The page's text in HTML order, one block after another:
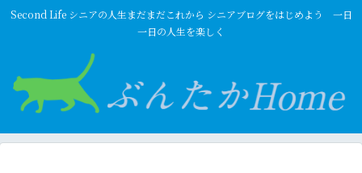
Second Life シニアの人生まだまだこれから シニアブログをはじめよう 一日
一日の人生を楽しく